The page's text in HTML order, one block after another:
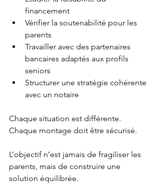
financement
Vérifier la soutenabilité pour les
parents
Travailler avec des partenaires
bancaires adaptés aux profils
seniors
Structurer une stratégie cohérente
avec un notaire
Chaque situation est différente.
Chaque montage doit être sécurisé.
L’objectif n’est jamais de fragiliser les
parents, mais de construire une
solution équilibrée.